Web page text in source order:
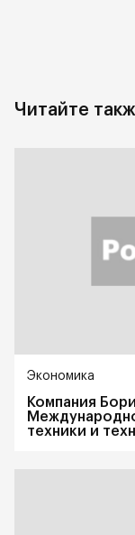
Читайте
Экономика
Компания
техники и